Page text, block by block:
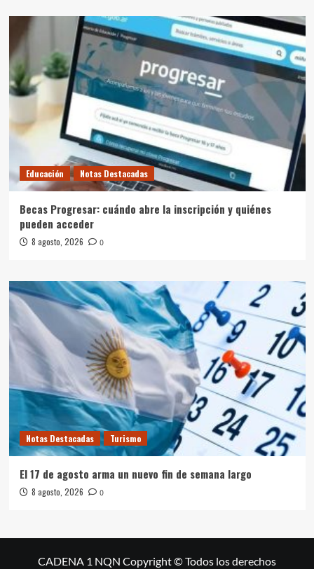
Educación Notas Destacadas
Becas Progresar: cuándo abre la inscripción y quiénes
pueden acceder
8 agosto, 2026 0
Notas Destacadas Turismo
El 17 de agosto arma un nuevo fin de semana largo
8 agosto, 2026 0
CADENA 1 NQN Copyright © Todos los derechos